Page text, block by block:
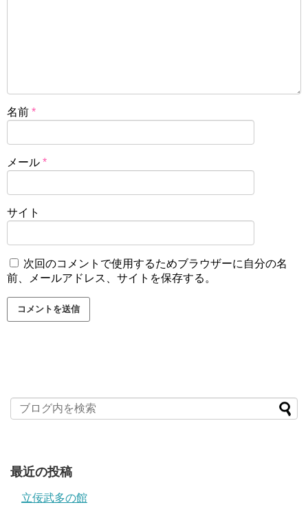
名前 *
メール *
サイト
次回のコメントで使用するためブラウザーに自分の名
前、メールアドレス、サイトを保存する。
最近の投稿
立佞武多の館